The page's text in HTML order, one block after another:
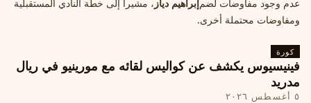
عدم وجود مفاوضات لضمإبراهيم دياز ، مشيراً إلى خطة النادي المستقبلية
ومفاوضات محتملة أخرى.
كورة
فينيسيوس يكشف عن كواليس لقائه مع مورينيو في ريال
مدريد
٥ أغسطس ٢٠٢٦